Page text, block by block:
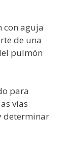
con aguja
de una
pulmón
para
vías
determinar